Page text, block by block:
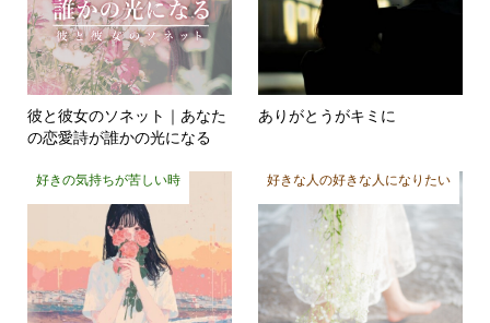
彼と彼女のソネット｜あなた
の恋愛詩が誰かの光になる
ありがとうがキミに
好きの気持ちが苦しい時 好きな人の好きな人になりたい